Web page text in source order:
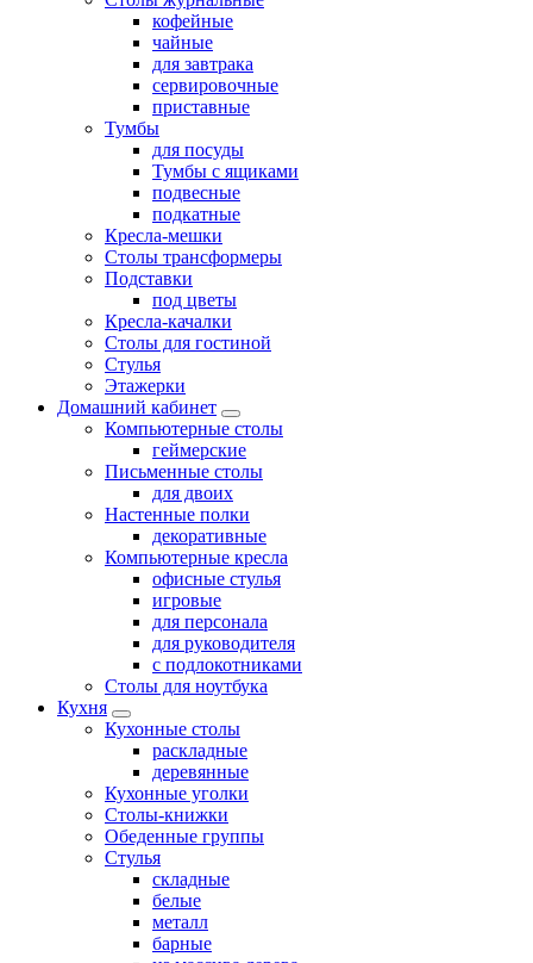
кофейные
чайные
для завтрака
сервировочные
приставные
Тумбы
для посуды
Тумбы с ящиками
подвесные
подкатные
Кресла-мешки
Столы трансформеры
Подставки
под цветы
Кресла-качалки
Столы для гостиной
Стулья
Этажерки
Домашний кабинет
Компьютерные столы
геймерские
Письменные столы
для двоих
Настенные полки
декоративные
Компьютерные кресла
офисные стулья
игровые
для персонала
для руководителя
с подлокотниками
Столы для ноутбука
Кухня
Кухонные столы
раскладные
деревянные
Кухонные уголки
Столы-книжки
Обеденные группы
Стулья
складные
белые
металл
барные